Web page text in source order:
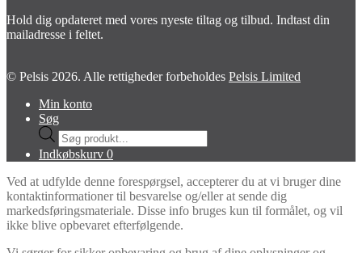
Hold dig opdateret med vores nyeste tiltag og tilbud. Indtast din
mailadresse i feltet.
© Pelsis 2026. Alle rettigheder forbeholdes Pelsis Limited
Min konto
Søg
Products
search
Indkøbskurv 0
Ved at udfylde denne forespørgsel, accepterer du at vi bruger dine
kontaktinformationer til besvarelse og/eller at sende dig
markedsføringsmateriale. Disse info bruges kun til formålet, og vil
ikke blive opbevaret efterfølgende.